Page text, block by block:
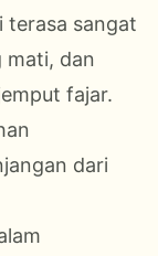
terasa sangat
mati, dan
fajar.
dari